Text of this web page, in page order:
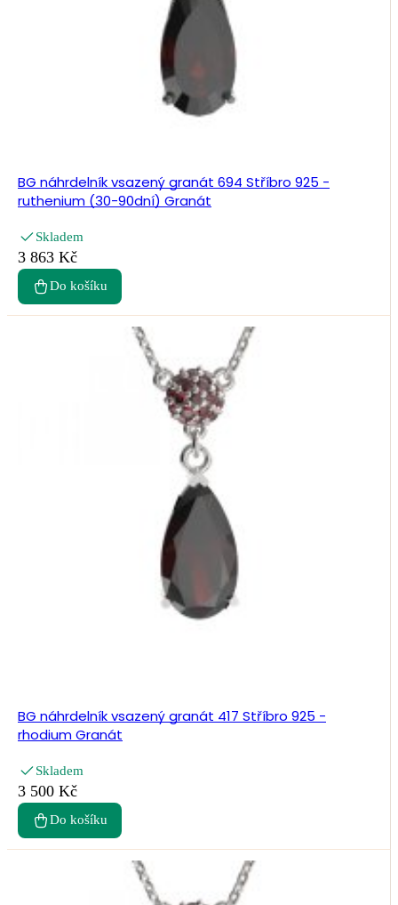
BG náhrdelník vsazený granát 694 Stříbro 925 -
ruthenium (30-90dní) Granát
Skladem
3 863 Kč
Do košíku
BG náhrdelník vsazený granát 417 Stříbro 925 -
rhodium Granát
Skladem
3 500 Kč
Do košíku